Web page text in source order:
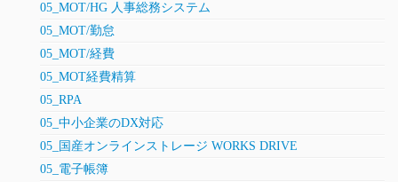
05_MOT/HG 人事総務システム
05_MOT/勤怠
05_MOT/経費
05_MOT経費精算
05_RPA
05_中小企業のDX対応
05_国産オンラインストレージ WORKS DRIVE
05_電子帳簿